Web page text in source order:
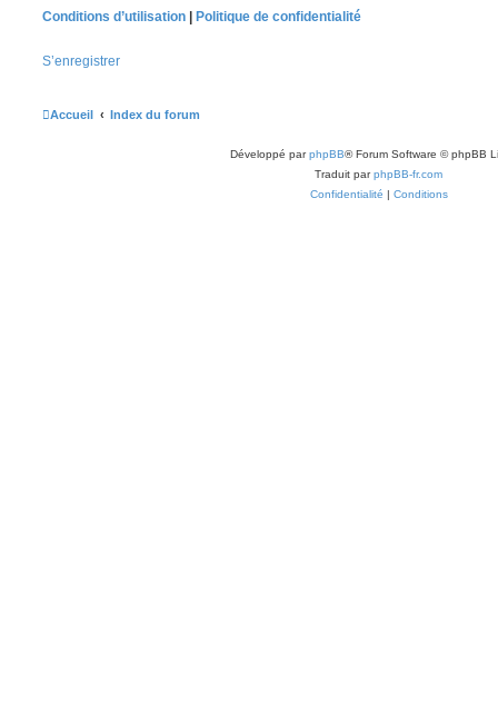
Conditions d’utilisation
Politique de confidentialité
S’enregistrer
Accueil Index du forum
Développé parphpBB® Forum Software © phpBB
Traduit parphpBB-fr.com
Confidentialité | Conditions